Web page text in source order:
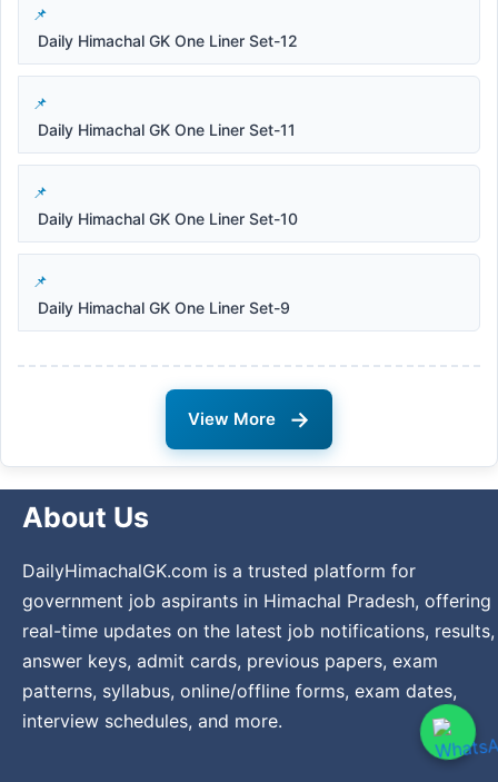
Daily Himachal GK One Liner Set-12
Daily Himachal GK One Liner Set-11
Daily Himachal GK One Liner Set-10
Daily Himachal GK One Liner Set-9
View More →
About Us
DailyHimachalGK.com is a trusted platform for
government job aspirants in Himachal Pradesh, offering
real-time updates on the latest job notifications, results,
answer keys, admit cards, previous papers, exam
patterns, syllabus, online/offline forms, exam dates,
interview schedules, and more.